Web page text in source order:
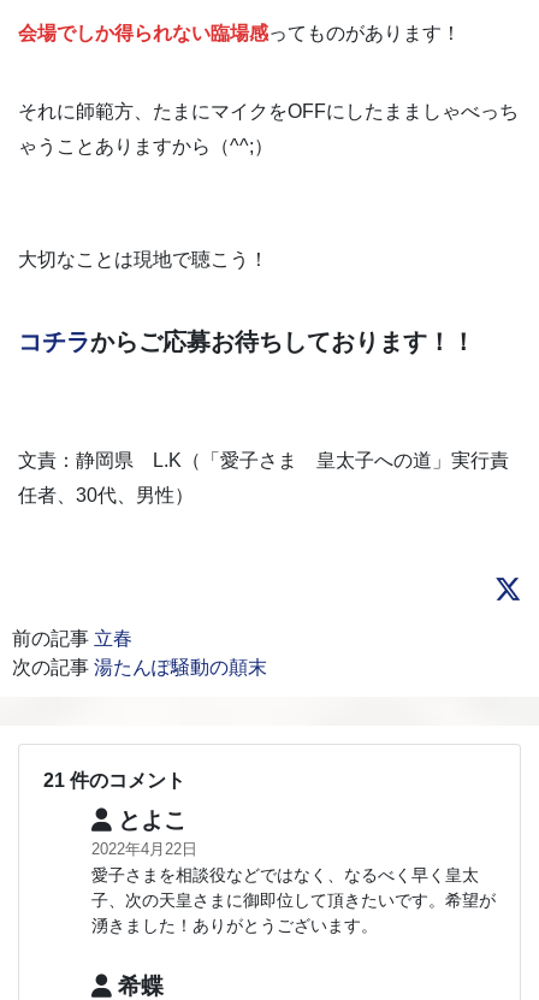
会場でしか得られない臨場感ってものがあります！
それに師範方、たまにマイクをOFFにしたまましゃべっち
ゃうことありますから（^^;）
大切なことは現地で聴こう！
コチラからご応募お待ちしております！！
文責：静岡県 L.K（「愛子さま 皇太子への道」実行責
任者、30代、男性）
前の記事 立春
次の記事 湯たんぽ騒動の顛末
21 件のコメント
とよこ
2022年4月22日
愛子さまを相談役などではなく、なるべく早く皇太
子、次の天皇さまに御即位して頂きたいです。希望が
湧きました！ありがとうございます。
希蝶